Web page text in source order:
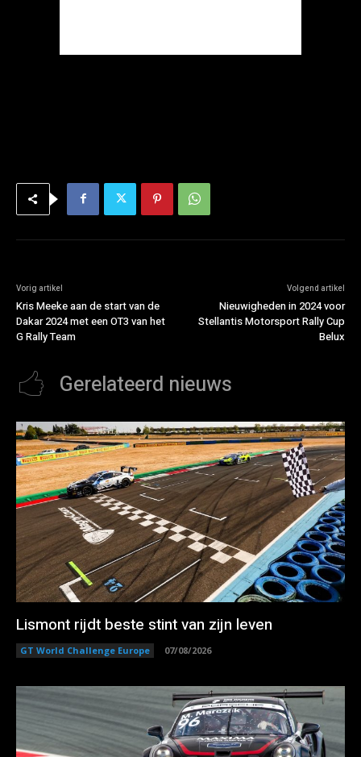
Vorig artikel
Kris Meeke aan de start van de
Dakar 2024 met een OT3 van het
G Rally Team
Volgend artikel
Nieuwigheden in 2024 voor
Stellantis Motorsport Rally Cup
Belux
Gerelateerd nieuws
Lismont rijdt beste stint van zijn leven
GT World Challenge Europe 07/08/2026